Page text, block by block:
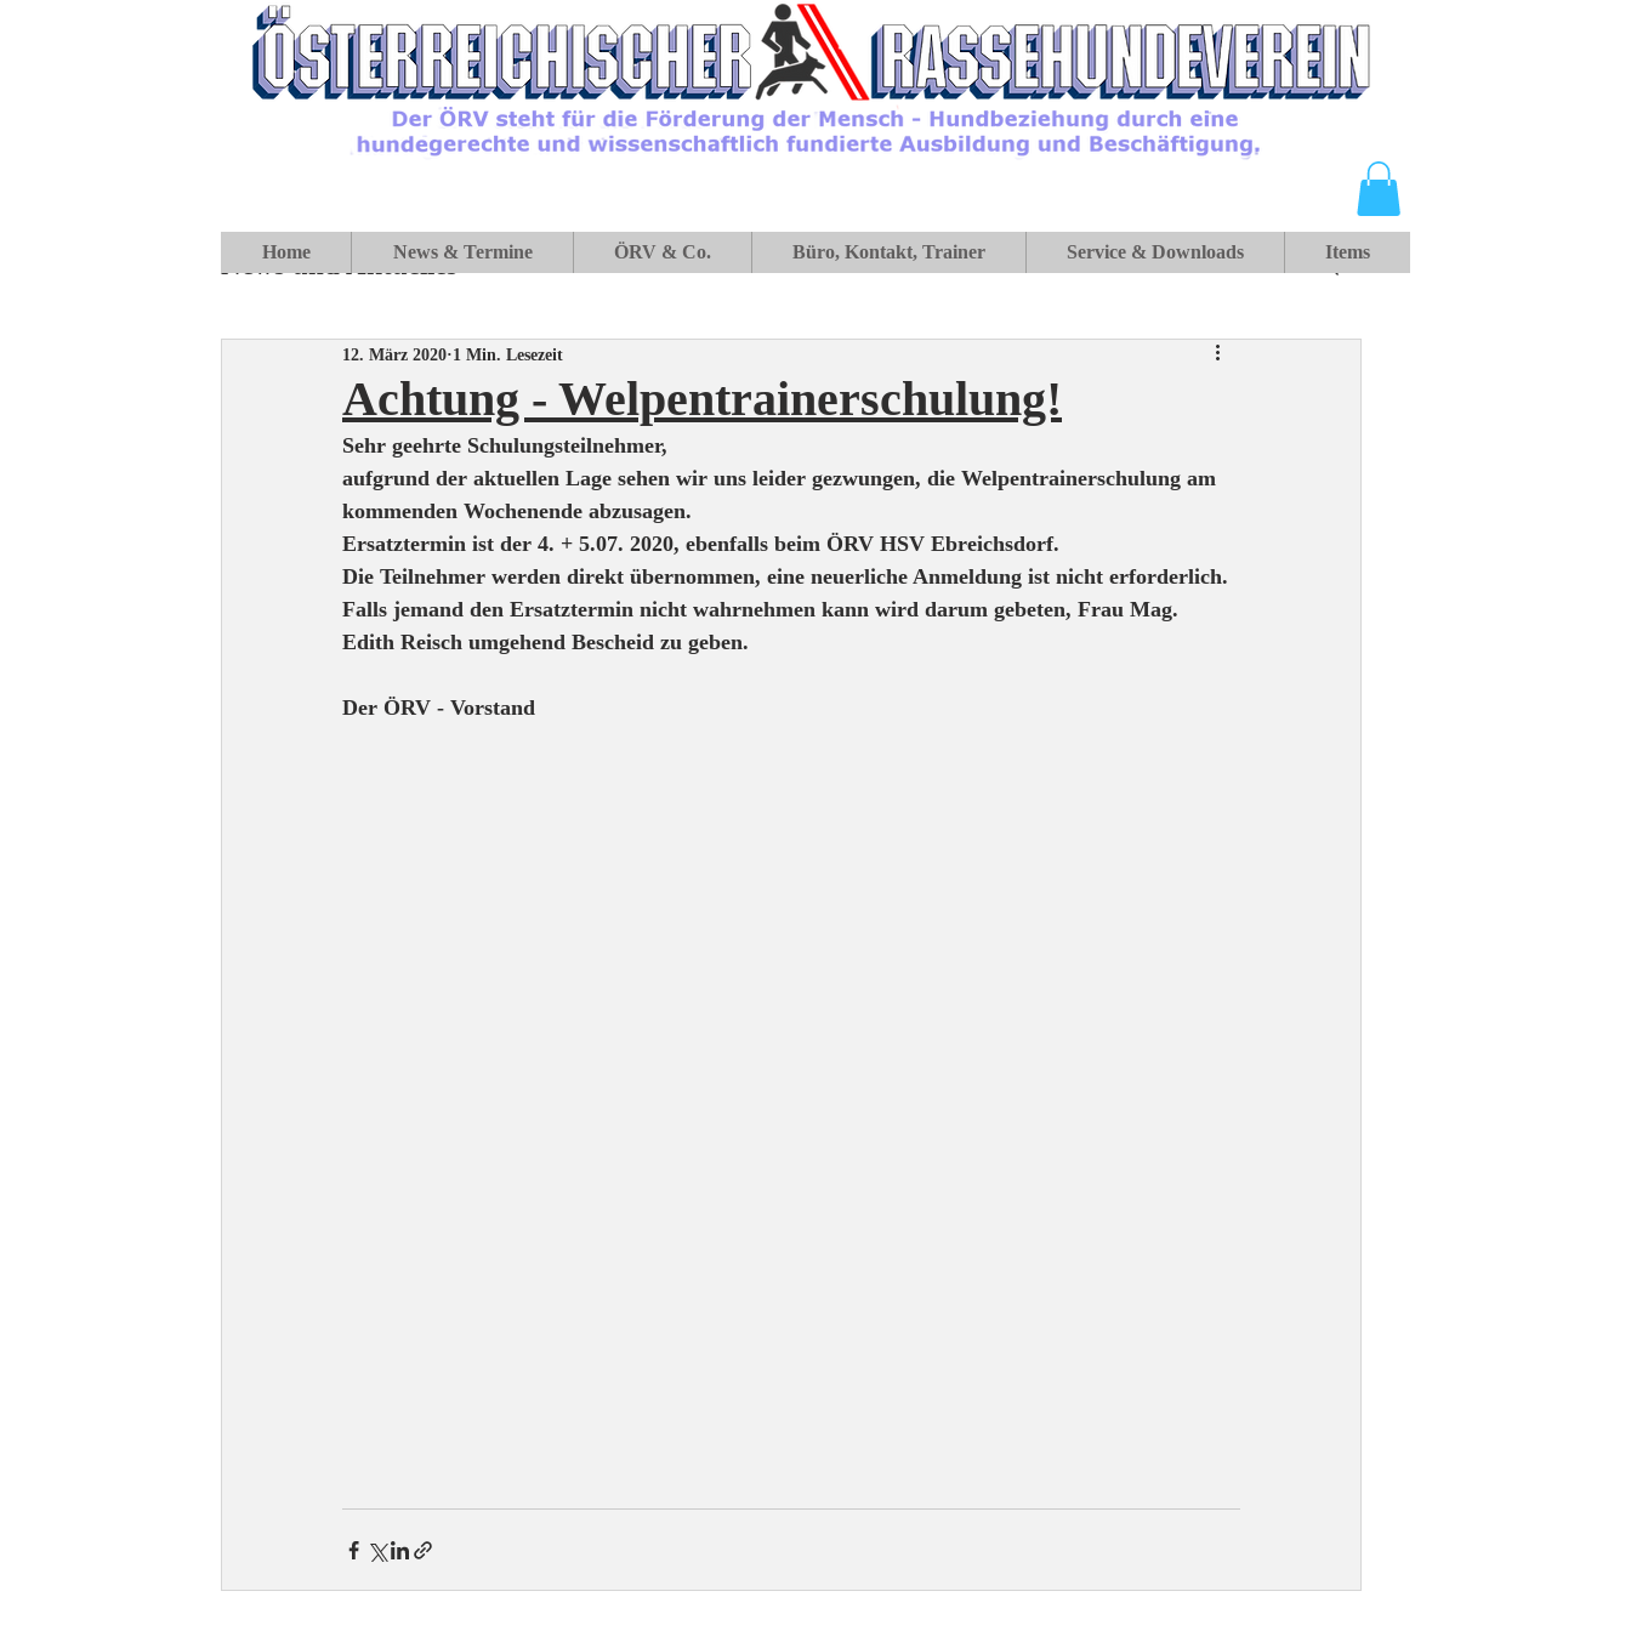
News und Aktuelles
Achtung - Welpentrainerschulung!
12. März 2020 1 Min. Lesezeit
Sehr geehrte Schulungsteilnehmer,
aufgrund der aktuellen Lage sehen wir uns leider gezwungen, die Welpentrainerschulung am
kommenden Wochenende abzusagen.
Ersatztermin ist der 4. + 5.07. 2020, ebenfalls beim ÖRV HSV Ebreichsdorf.
Die Teilnehmer werden direkt übernommen, eine neuerliche Anmeldung ist nicht erforderlich.
Falls jemand den Ersatztermin nicht wahrnehmen kann wird darum gebeten, Frau Mag.
Edith Reisch umgehend Bescheid zu geben.
Der ÖRV - Vorstand
Home News & Termine ÖRV & Co. Büro, Kontakt, Trainer Service & Downloads Items